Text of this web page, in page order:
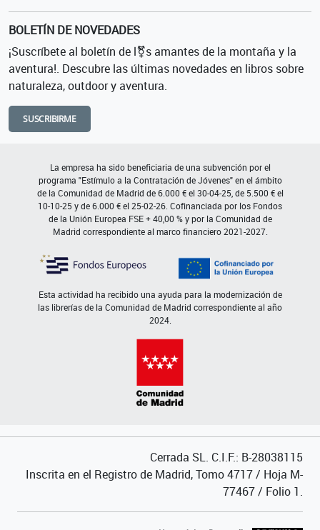
BOLETÍN DE NOVEDADES
¡Suscríbete al boletín de l⚧s amantes de la montaña y la
aventura!. Descubre las últimas novedades en libros sobre
naturaleza, outdoor y aventura.
SUSCRIBIRME
La empresa ha sido beneficiaria de una subvención por el
programa "Estímulo a la Contratación de Jóvenes" en el ámbito
de la Comunidad de Madrid de 6.000 € el 30-04-25, de 5.500 € el
10-10-25 y de 6.000 € el 25-02-26. Cofinanciada por los Fondos
de la Unión Europea FSE + 40,00 % y por la Comunidad de
Madrid correspondiente al marco financiero 2021-2027.
Esta actividad ha recibido una ayuda para la modernización de
las librerías de la Comunidad de Madrid correspondiente al año
2024.
Cerrada SL. C.I.F.: B-28038115
Inscrita en el Registro de Madrid, Tomo 4717 / Hoja M-
77467 / Folio 1.